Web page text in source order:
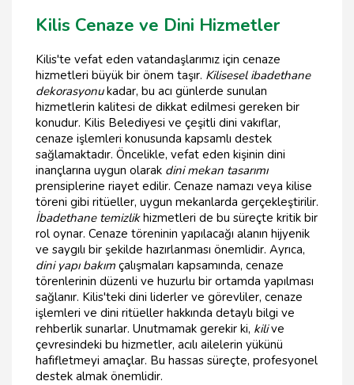
Kilis Cenaze ve Dini Hizmetler
Kilis'te vefat eden vatandaşlarımız için cenaze
hizmetleri büyük bir önem taşır. Kilisesel ibadethane
dekorasyonukadar, bu acı günlerde sunulan
hizmetlerin kalitesi de dikkat edilmesi gereken bir
konudur. Kilis Belediyesi ve çeşitli dini vakıflar,
cenaze işlemleri konusunda kapsamlı destek
sağlamaktadır. Öncelikle, vefat eden kişinin dini
inançlarına uygun olarak dini mekan tasarımı
prensiplerine riayet edilir. Cenaze namazı veya kilise
töreni gibi ritüeller, uygun mekanlarda gerçekleştirilir.
İbadethane temizlikhizmetleri de bu süreçte kritik bir
rol oynar. Cenaze töreninin yapılacağı alanın hijyenik
ve saygılı bir şekilde hazırlanması önemlidir. Ayrıca,
dini yapı bakım çalışmaları kapsamında, cenaze
törenlerinin düzenli ve huzurlu bir ortamda yapılması
sağlanır. Kilis'teki dini liderler ve görevliler, cenaze
işlemleri ve dini ritüeller hakkında detaylı bilgi ve
rehberlik sunarlar. Unutmamak gerekir ki, kilive
çevresindeki bu hizmetler, acılı ailelerin yükünü
hafifletmeyi amaçlar. Bu hassas süreçte, profesyonel
destek almak önemlidir.